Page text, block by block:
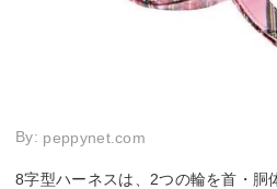
By: peppynet.com
8字型ハーネスは、2つの輪を首・胴